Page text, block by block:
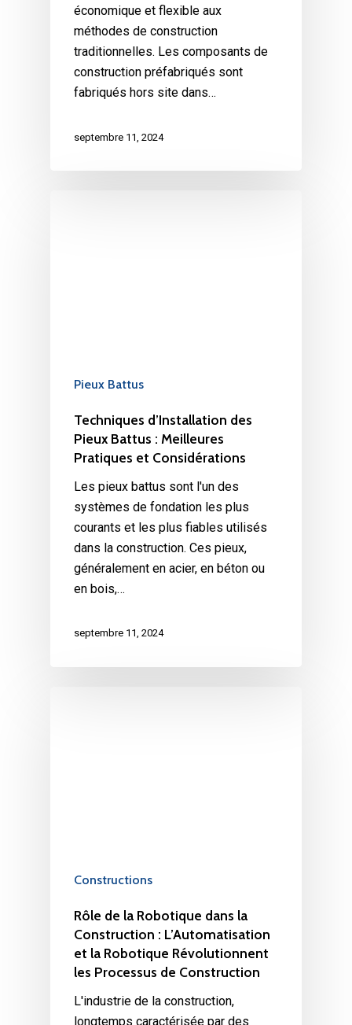
économique et flexible aux
méthodes de construction
traditionnelles. Les composants de
construction préfabriqués sont
fabriqués hors site dans…
septembre 11, 2024
Pieux Battus
Techniques d’Installation des
Pieux Battus : Meilleures
Pratiques et Considérations
Les pieux battus sont l'un des
systèmes de fondation les plus
courants et les plus fiables utilisés
dans la construction. Ces pieux,
généralement en acier, en béton ou
en bois,…
septembre 11, 2024
Constructions
Rôle de la Robotique dans la
Construction : L’Automatisation
et la Robotique Révolutionnent
les Processus de Construction
L'industrie de la construction,
longtemps caractérisée par des